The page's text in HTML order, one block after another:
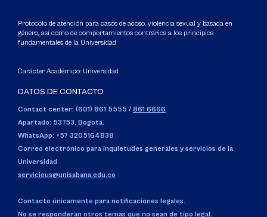
Protocolo de atención para casos de acoso, violencia sexual y basada en
género, así como de comportamientos contrarios a los principios
fundamentales de la Universidad
Carácter Académico: Universidad
DATOS DE CONTACTO
Contact center: (601) 861 5555 / 861 6666
Apartado: 53753, Bogotá.
WhatsApp: +57 3205164838
Correo electrónico para inquietudes generales y servicios de la
Universidad
servicious@unisabana.edu.co
Contacto únicamente para notificaciones legales.
No se responderán otros temas que no sean de tipo legal.